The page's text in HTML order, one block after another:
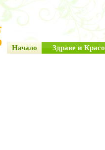
Начало Здраве и